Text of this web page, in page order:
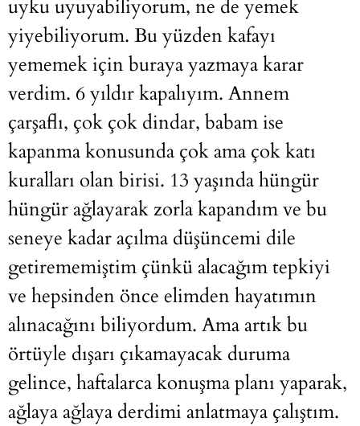
uyku uyuyabiliyorum, ne de yemek
yiyebiliyorum. Bu yüzden kafayı
yememek için buraya yazmaya karar
verdim. 6 yıldır kapalıyım. Annem
çarşaflı, çok çok dindar, babam ise
kapanma konusunda çok ama çok katı
kuralları olan birisi. 13 yaşında hüngür
hüngür ağlayarak zorla kapandım ve bu
seneye kadar açılma düşüncemi dile
getirememiştim çünkü alacağım tepkiyi
ve hepsinden önce elimden hayatımın
alınacağını biliyordum. Ama artık bu
örtüyle dışarı çıkamayacak duruma
gelince, haftalarca konuşma planı yaparak,
ağlaya ağlaya derdimi anlatmaya çalıştım.